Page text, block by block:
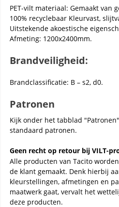
PET-vilt materiaal: Gemaakt van
100% recyclebaar Kleurvast,
Uitstekende akoestische
Afmeting: 1200x2400mm.
Brandveiligheid:
Brandclassificatie: B – s2, d0.
Patronen
Kijk onder het tabblad
standaard patronen.
Geen recht op retour bij VILT-
Alle producten van Tacito
de klant gemaakt. Denk hierbij
kleurstellingen, afmetingen en
maatwerk gaat, vervalt het
deze producten.